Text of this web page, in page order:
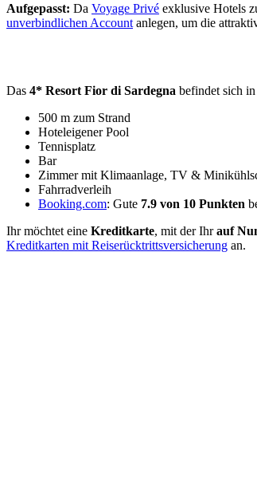
Aufgepasst: Da Voyage Privé exklusive Hotels
unverbindlichen Account anlegen, um die
Das 4* Resort Fior di Sardegna befindet sich in
500 m zum Strand
Hoteleigener Pool
Tennisplatz
Bar
Zimmer mit Klimaanlage, TV &
Fahrradverleih
Booking.com: Gute 7.9 von 10 Punkten
Ihr möchtet eine Kreditkarte, mit der Ihrauf
Kreditkarten mit Reiserücktrittsversicherung an.